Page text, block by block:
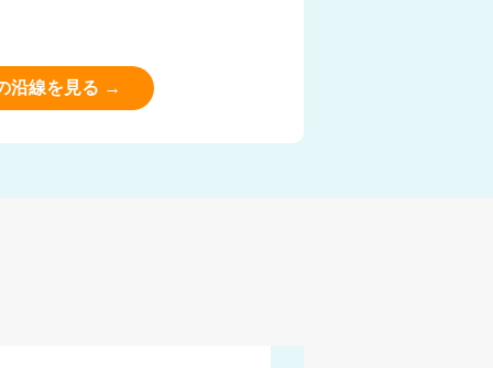
沿線を見る →